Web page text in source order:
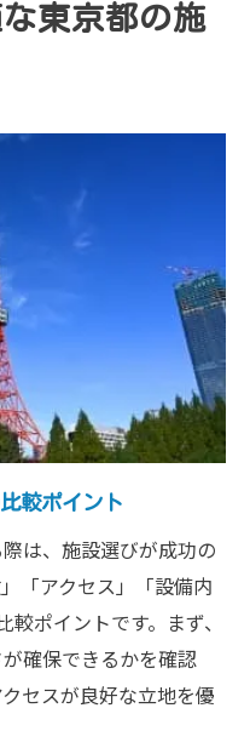
合宿の特徴
人気な理由とは
る東京都内の工夫
東京都の特徴整理
ットと注意点紹介
大学生合宿先へ
大学生合宿先を選ぶ
減らすポイント解説
宿施設の見極め方
の東京都アクセス条
学生合宿先の利点
宿宿泊ガイド
を重視するメリット
大学生合宿施設案内
人気な設備一覧
宿宿泊先の傾向
東京都の施
較ポイント
は、施設選びが成功の
「アクセス」「設備内
ポイントです。まず、
確保できるかを確認
セスが良好な立地を優